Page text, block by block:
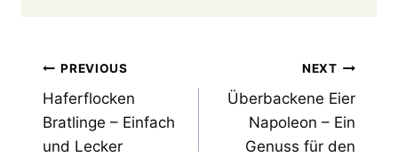
Post
navigation
PREVIOUS
Haferflocken
Bratlinge – Einfach
und Lecker
NEXT
Überbackene Eier
Napoleon – Ein
Genuss für den